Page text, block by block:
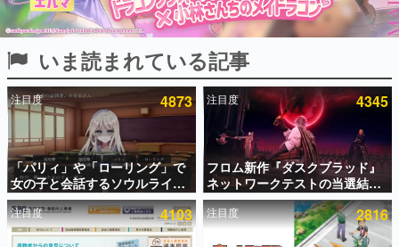
ピックアップ
電ファミのいま読まれている記事ランキング
アプリセール情報
インタビュー
連載・特集一覧
いま読まれている記事
注目度 4873
「パリィ」や「ローリング」で
女の子と会話するソウルライク
恋愛ゲーム『小早川さんはソウ
ルライク』無料公開。返事に失
敗すると「YOU DIED」
注目度 4345
フロム新作『ダスクブラッド』
ネットワークテストの当選結果
が8月7日22時に発表。応募サイ
トのマイページから確認可能、
テスト実施は8月21日～24日
注目度 4103 注目度 2816